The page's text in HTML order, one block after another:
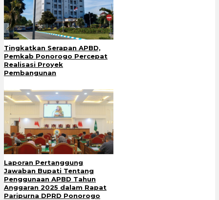
Tingkatkan Serapan APBD,
Pemkab Ponorogo Percepat
Realisasi Proyek
Pembangunan
Laporan Pertanggung
Jawaban Bupati Tentang
Penggunaan APBD Tahun
Anggaran 2025 dalam Rapat
Paripurna DPRD Ponorogo